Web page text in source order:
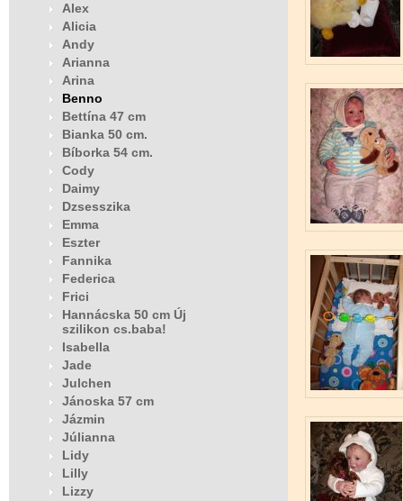
Alex
Alicia
Andy
Arianna
Arina
Benno
Bettína 47 cm
Bianka 50 cm.
Bíborka 54 cm.
Cody
Daimy
Dzsesszika
Emma
Eszter
Fannika
Federica
Frici
Hannácska 50 cm Új
szilikon cs.baba!
Isabella
Jade
Julchen
Jánoska 57 cm
Jázmin
Júlianna
Lidy
Lilly
Lizzy